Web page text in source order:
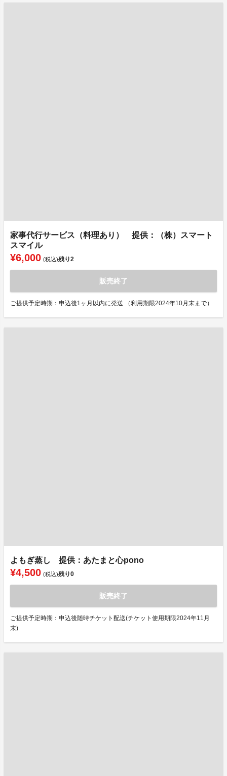
家事代行サービス（料理あり） 提供：（株）スマート
スマイル
¥6,000 (税込)残り2
販売終了
ご提供予定時期：申込後1ヶ月以内に発送 （利用期限2024年10月末まで）
よもぎ蒸し 提供：あたまと心pono
¥4,500 (税込)残り0
販売終了
ご提供予定時期：申込後随時チケット配送(チケット使用期限2024年11月
末)